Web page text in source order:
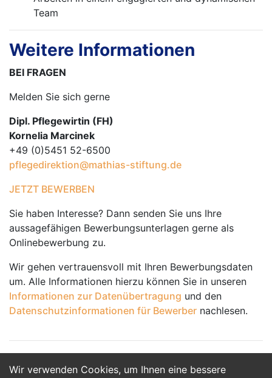
Wir verwenden Cookies, um Ihnen eine bessere
Team
Weitere Informationen
BEI FRAGEN
Melden Sie sich gerne
Dipl. Pflegewirtin (FH)
Kornelia Marcinek
+49 (0)5451 52-6500
pflegedirektion@mathias-stiftung.de
JETZT BEWERBEN
Sie haben Interesse? Dann senden Sie uns Ihre
aussagefähigen Bewerbungsunterlagen gerne als
Onlinebewerbung zu.
Wir gehen vertrauensvoll mit Ihren Bewerbungsdaten
um. Alle Informationen hierzu können Sie in unseren
Informationen zur Datenübertragung und den
Datenschutzinformationen für Bewerber nachlesen.